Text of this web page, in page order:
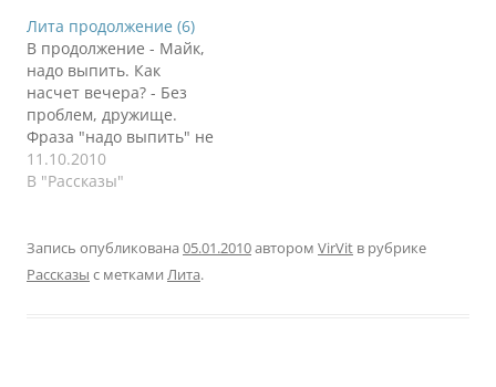
информации из уст ее
отца. Она стояла у окна
спиной к Сэму. Темное
платье до колен,
распущенные волосы и
обнаженные руки. Сэм
оглянулся. Обычная
спальня состоятельного
Лита продолжение (6)
В продолжение - Майк,
надо выпить. Как
насчет вечера? - Без
проблем, дружище.
Фраза "надо выпить" не
предвещала ничего
хорошего. Коротко,
редко, но метко. Они
договорились с Сэмом
11.10.2010
В "Рассказы"
Запись опубликована 05.01.2010автором VirVit в рубрике
Рассказы с метками Лита.